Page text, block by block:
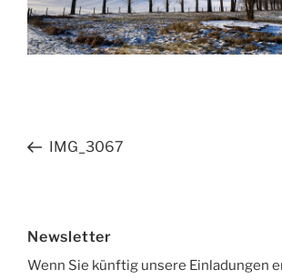
Beitragsnavigation
Vorheriger
IMG_3067
Newsletter
Wenn Sie künftig unsere Einladungen